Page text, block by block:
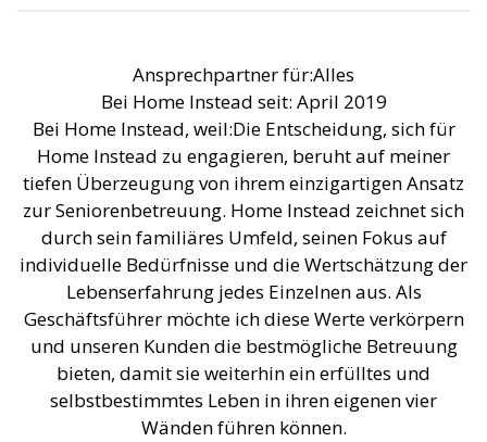
Ansprechpartner für:Alles
Bei Home Instead seit: April 2019
Bei Home Instead, weil:Die Entscheidung, sich für
Home Instead zu engagieren, beruht auf meiner
tiefen Überzeugung von ihrem einzigartigen Ansatz
zur Seniorenbetreuung. Home Instead zeichnet sich
durch sein familiäres Umfeld, seinen Fokus auf
individuelle Bedürfnisse und die Wertschätzung der
Lebenserfahrung jedes Einzelnen aus. Als
Geschäftsführer möchte ich diese Werte verkörpern
und unseren Kunden die bestmögliche Betreuung
bieten, damit sie weiterhin ein erfülltes und
selbstbestimmtes Leben in ihren eigenen vier
Wänden führen können.